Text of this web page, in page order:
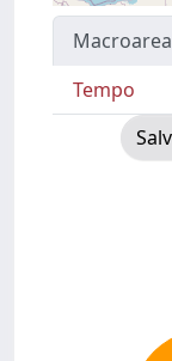
Macroarea
Tempo